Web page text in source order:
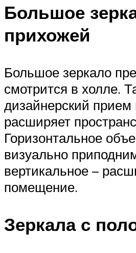
Большое
прихожей
Большое зеркало
смотрится в холле.
дизайнерский прием
расширяет
Горизонтальное
визуально
вертикальное –
помещение.
Зеркала с